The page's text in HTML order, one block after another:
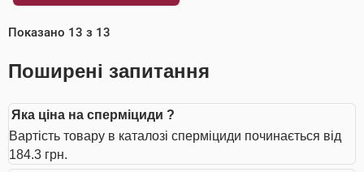
Показано 13 з 13
Поширені запитання
Яка ціна на сперміциди ?
Вартість товару в каталозі сперміциди починається від
184.3 грн.